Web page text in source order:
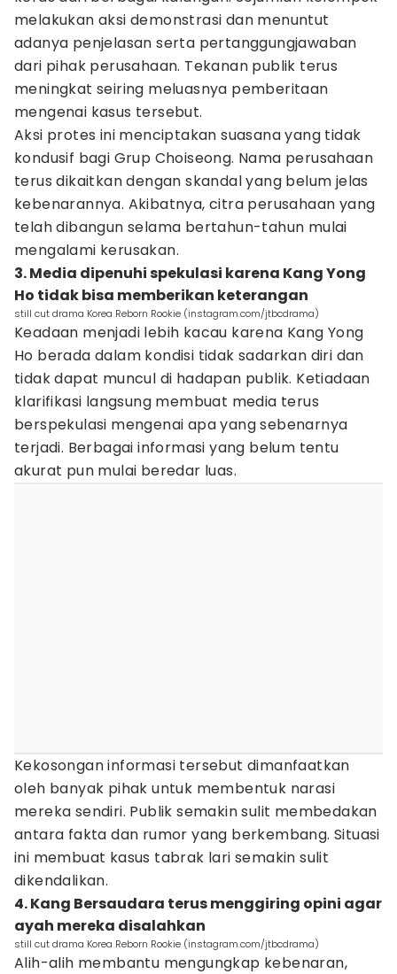
melakukan aksi demonstrasi dan menuntut
adanya penjelasan serta pertanggungjawaban
dari pihak perusahaan. Tekanan publik terus
meningkat seiring meluasnya pemberitaan
mengenai kasus tersebut.
Aksi protes ini menciptakan suasana yang tidak
kondusif bagi Grup Choiseong. Nama perusahaan
terus dikaitkan dengan skandal yang belum jelas
kebenarannya. Akibatnya, citra perusahaan yang
telah dibangun selama bertahun-tahun mulai
mengalami kerusakan.
3. Media dipenuhi spekulasi karena Kang Yong
Ho tidak bisa memberikan keterangan
still cut drama Korea Reborn Rookie (instagram.com/jtbcdrama)
Keadaan menjadi lebih kacau karena Kang Yong
Ho berada dalam kondisi tidak sadarkan diri dan
tidak dapat muncul di hadapan publik. Ketiadaan
klarifikasi langsung membuat media terus
berspekulasi mengenai apa yang sebenarnya
terjadi. Berbagai informasi yang belum tentu
akurat pun mulai beredar luas.
Kekosongan informasi tersebut dimanfaatkan
oleh banyak pihak untuk membentuk narasi
mereka sendiri. Publik semakin sulit membedakan
antara fakta dan rumor yang berkembang. Situasi
ini membuat kasus tabrak lari semakin sulit
dikendalikan.
4. Kang Bersaudara terus menggiring opini agar
ayah mereka disalahkan
still cut drama Korea Reborn Rookie (instagram.com/jtbcdrama)
Alih-alih membantu mengungkap kebenaran,